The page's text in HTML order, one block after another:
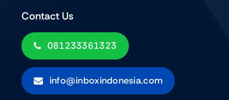
Contact Us
081233361323
info@inboxindonesia.com